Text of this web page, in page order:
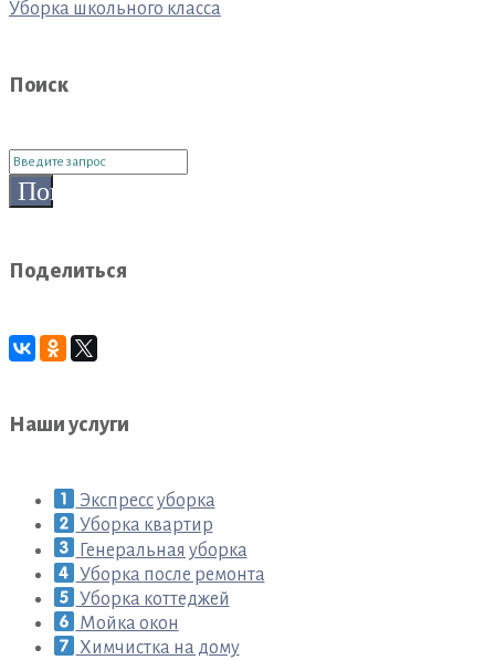
по
Уборка школьного класса
Поиск
Поиск
для:
Поиск
Поделиться
Наши услуги
Экспресс уборка
Уборка квартир
Генеральная уборка
Уборка после ремонта
Уборка коттеджей
Мойка окон
Химчистка на дому